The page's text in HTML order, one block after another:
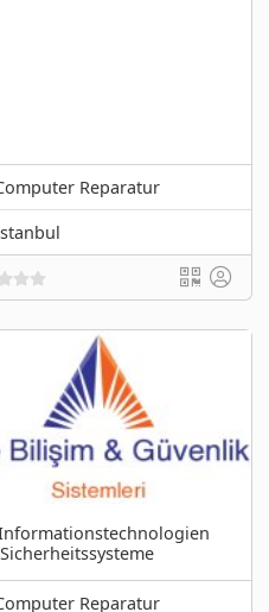
Reparatur
Reparatur